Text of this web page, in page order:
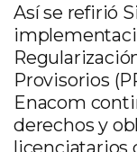
Así se refirió
Provisorios
Enacom
derechos y
licenciatarios